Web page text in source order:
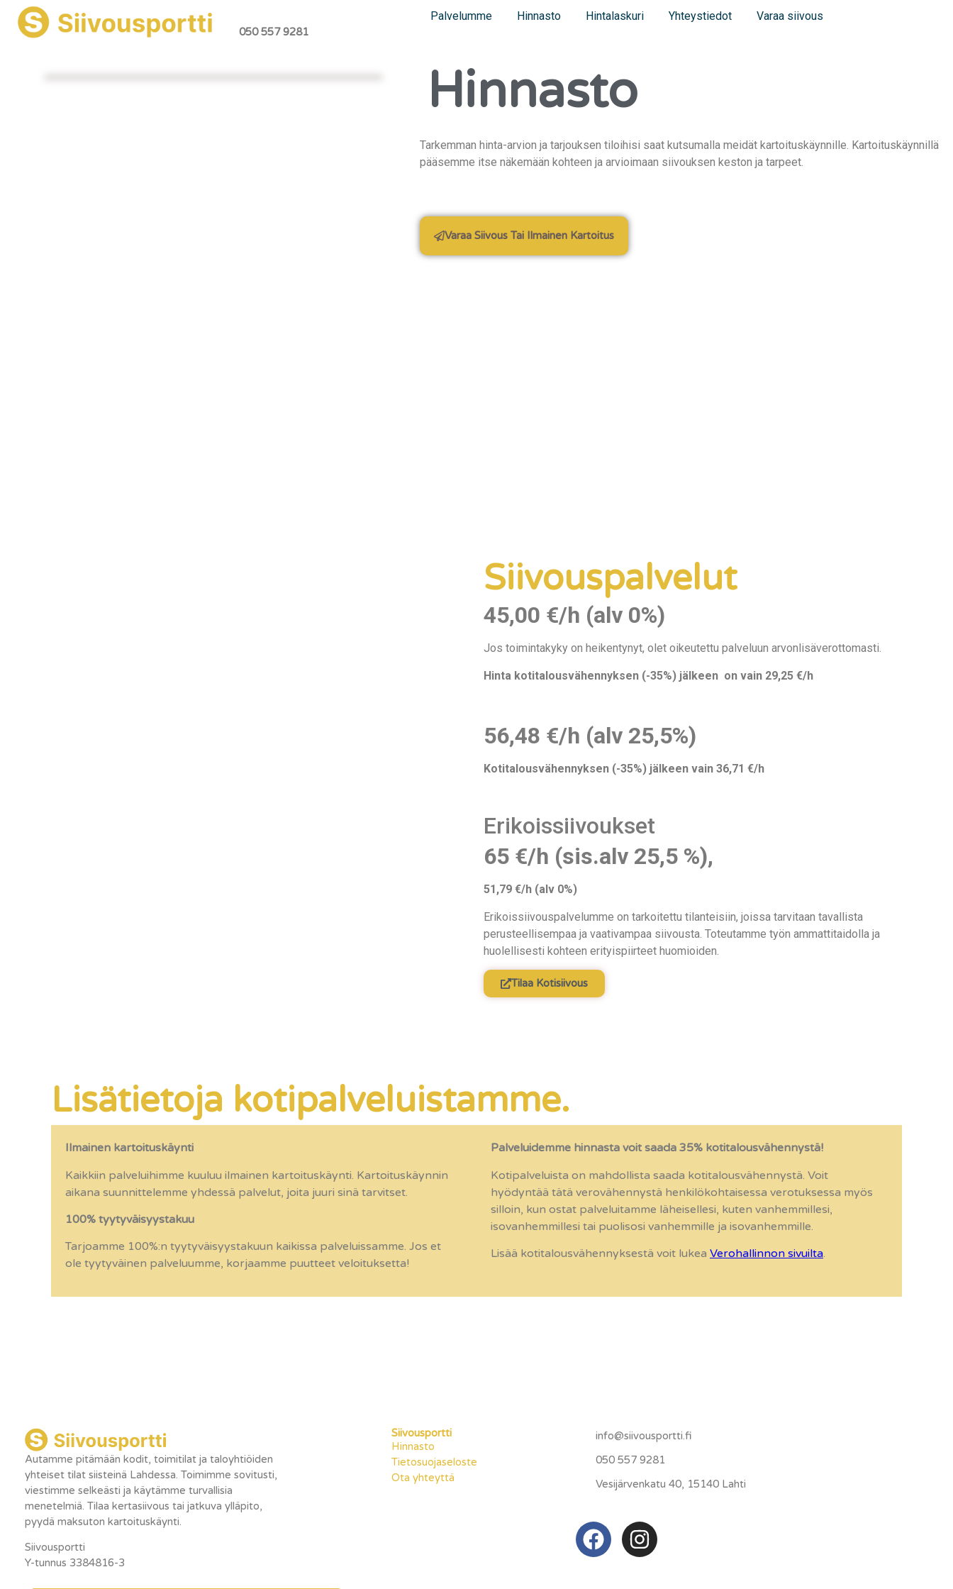
050 557 9281
Palvelumme Hinnasto Hintalaskuri Yhteystiedot Varaa siivous
Hinnasto
Tarkemman hinta-arvion ja tarjouksen tiloihisi saat kutsumalla meidät kartoituskäynnille. Kartoituskäynnillä
pääsemme itse näkemään kohteen ja arvioimaan siivouksen keston ja tarpeet.
Varaa Siivous Tai Ilmainen Kartoitus
Siivouspalvelut
45,00 €/h (alv 0%)
Jos toimintakyky on heikentynyt, olet oikeutettu palveluun arvonlisäverottomasti.
Hinta kotitalousvähennyksen (-35%) jälkeen on vain 29,25 €/h
56,48 €/h (alv 25,5%)
Kotitalousvähennyksen (-35%) jälkeen vain 36,71 €/h
Erikoissiivoukset
65 €/h (sis.alv 25,5 %),
51,79 €/h (alv 0%)
Erikoissiivouspalvelumme on tarkoitettu tilanteisiin, joissa tarvitaan tavallista
perusteellisempaa ja vaativampaa siivousta. Toteutamme työn ammattitaidolla ja
huolellisesti kohteen erityispiirteet huomioiden.
Tilaa Kotisiivous
Lisätietoja kotipalveluistamme.
Ilmainen kartoituskäynti
Kaikkiin palveluihimme kuuluu ilmainen kartoituskäynti. Kartoituskäynnin
aikana suunnittelemme yhdessä palvelut, joita juuri sinä tarvitset.
100% tyytyväisyystakuu
Tarjoamme 100%:n tyytyväisyystakuun kaikissa palveluissamme. Jos et
ole tyytyväinen palveluumme, korjaamme puutteet veloituksetta!
Palveluidemme hinnasta voit saada 35% kotitalousvähennystä!
Kotipalveluista on mahdollista saada kotitalousvähennystä. Voit
hyödyntää tätä verovähennystä henkilökohtaisessa verotuksessa myös
silloin, kun ostat palveluitamme läheisellesi, kuten vanhemmillesi,
isovanhemmillesi tai puolisosi vanhemmille ja isovanhemmille.
Lisää kotitalousvähennyksestä voit lukea Verohallinnon sivuilta.
Autamme pitämään kodit, toimitilat ja taloyhtiöiden
yhteiset tilat siisteinä Lahdessa. Toimimme sovitusti,
viestimme selkeästi ja käytämme turvallisia
menetelmiä. Tilaa kertasiivous tai jatkuva ylläpito,
pyydä maksuton kartoituskäynti.
Siivousportti
Y-tunnus 3384816-3
Siivousportti
Hinnasto
Tietosuojaseloste
Ota yhteyttä
info@siivousportti.fi
050 557 9281
Vesijärvenkatu 40, 15140 Lahti